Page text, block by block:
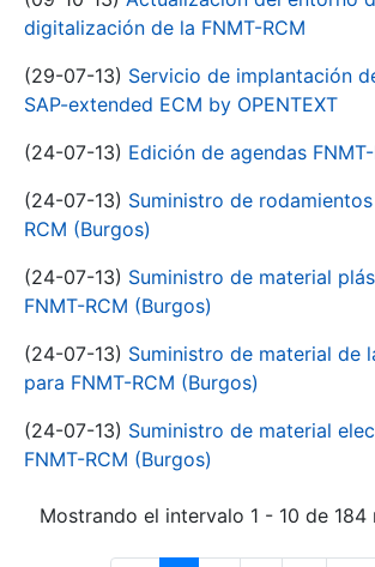
digitalización de la FNMT-RCM
(29-07-13) Servicio de implantación
SAP-extended ECM by OPENTEXT
(24-07-13) Edición de agendas
(24-07-13) Suministro de
RCM (Burgos)
(24-07-13) Suministro de material
FNMT-RCM (Burgos)
(24-07-13) Suministro de material de
para FNMT-RCM (Burgos)
(24-07-13) Suministro de material
FNMT-RCM (Burgos)
Mostrando el intervalo 1 - 10 de 184